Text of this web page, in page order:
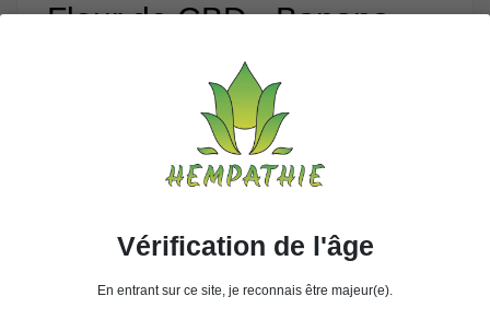
Fleur de CBD - Banana
Kush Hydro 18%
Testez cette nouvelle fleur aux arômes uniques, mêlant
des notes fruitées et sucrées avec une touche
tropicale. De plus, grâce à son taux de CBD élevé,
profitez d’une relaxation profonde après une longue
Apparence :
agrémentées de pistils orange vif.
Vérification de l'âge
En entrant sur ce site, je reconnais être majeur(e).